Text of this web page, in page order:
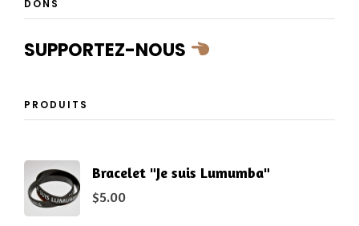
DONS
SUPPORTEZ-NOUS
PRODUITS
Bracelet "Je suis Lumumba"
$5.00